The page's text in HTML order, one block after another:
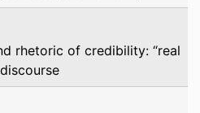
rhetoric of credibility: “real